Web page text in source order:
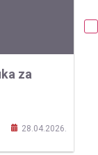
za
28.04.2026.